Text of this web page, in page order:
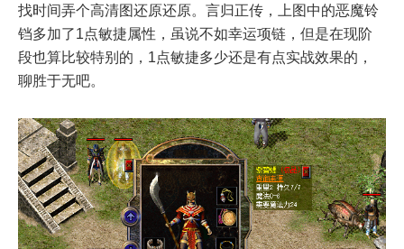
找时间弄个高清图还原还原。言归正传，上图中的恶魔铃
铛多加了1点敏捷属性，虽说不如幸运项链，但是在现阶
段也算比较特别的，1点敏捷多少还是有点实战效果的，
聊胜于无吧。